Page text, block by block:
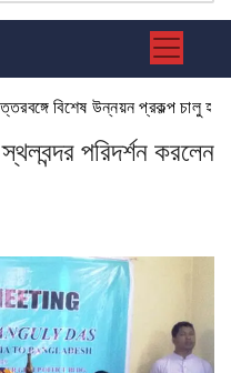
বিশেষ উন্নয়ন প্রকল্প চালু হতে
পরিদর্শন করলেন